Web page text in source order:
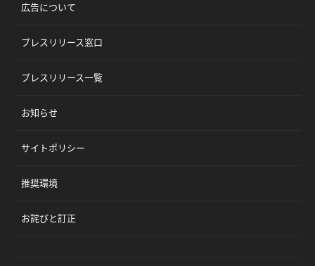
広告について
プレスリリース窓口
プレスリリース一覧
お知らせ
サイトポリシー
推奨環境
お詫びと訂正